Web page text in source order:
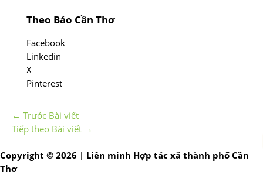
Theo Báo Cần Thơ
Facebook
Linkedin
X
Pinterest
← Trước Bài viết
Tiếp theo Bài viết →
Copyright © 2026 | Liên minh Hợp tác xã thành phố Cần
Thơ